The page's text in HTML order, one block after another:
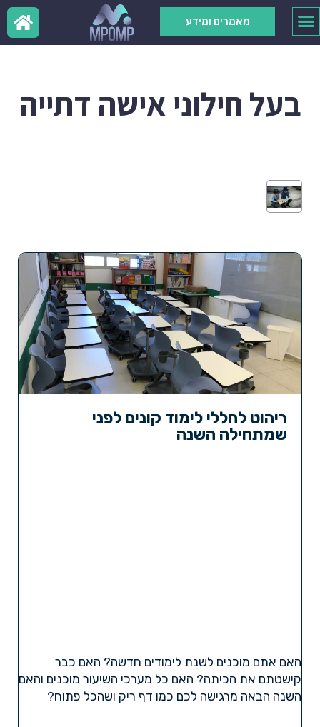
מאמרים ומידע
בעל חילוני אישה דתייה
ריהוט לחללי לימוד קונים לפני
שמתחילה השנה
האם אתם מוכנים לשנת לימודים חדשה? האם כבר
קישטתם את הכיתה? האם כל מערכי השיעור מוכנים והאם
השנה הבאה מרגישה לכם כמו דף ריק ושהכל פתוח?